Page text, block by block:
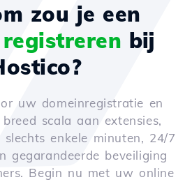
zou je een
bij
uw domeinregistratie en
scala aan extensies,
enkele minuten, 24/7
gegarandeerde beveiliging
Begin nu met uw online